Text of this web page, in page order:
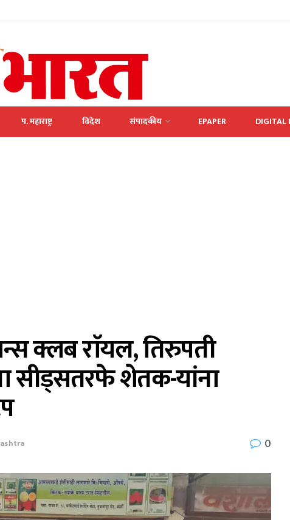
प. महाराष्ट्र विदेश संपादकीय EPAPER DIGITAL
क्लब राॅयल, तिरुपती
सीड्सतरफे शेतक-यांना
0